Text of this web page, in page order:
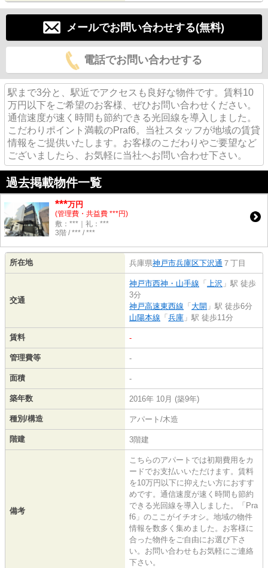
メールでお問い合わせする(無料)
電話でお問い合わせする
駅まで3分と、駅近でアクセスも良好な物件です。賃料10
万円以下をご希望のお客様、ぜひお問い合わせください。
通信速度が速く時間も節約できる光回線を導入しました。
こだわりポイント満載のPraf6。当社スタッフが地域の賃貸
情報をご提供いたします。お客様のこだわりやご要望など
ございましたら、お気軽に当社へお問い合わせ下さい。
過去掲載物件一覧
***万円
(管理費・共益費 ***円)
敷：***｜礼：***
3階 / *** / ***
所在地 兵庫県神戸市兵庫区下沢通 ７丁目
交通
神戸市西神・山手線 「 上沢 」駅 徒歩
3分
神戸高速東西線 「 大開 」駅 徒歩6分
山陽本線 「 兵庫 」駅 徒歩11分
賃料 -
管理費等 -
面積 -
築年数 2016年 10月 (築9年)
種別/構造 アパート/木造
階建 3階建
備考
こちらのアパートでは初期費用をカ
ードでお支払いいただけます。賃料
を10万円以下に抑えたい方におすす
めです。通信速度が速く時間も節約
できる光回線を導入しました。「Pra
f6」のここがイチオシ。地域の物件
情報を数多く集めました。お客様に
合った物件をご自由にお選び下さ
い。お問い合わせもお気軽にご連絡
下さい。